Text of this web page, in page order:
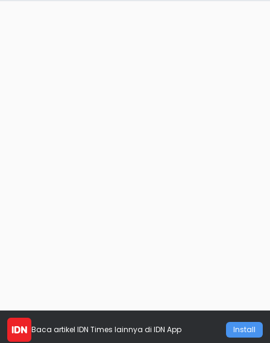
Baca artikel IDN Times lainnya di IDN App Install